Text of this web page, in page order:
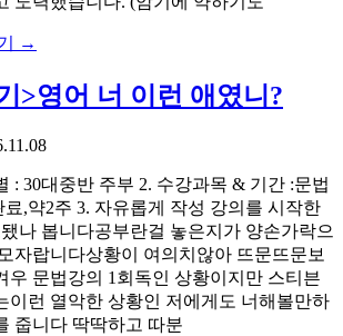
→
>영어 너 이런 애였니?
: 30대중반 주부 2. 수강과목 & 기간 :문법
료,약2주 3. 자유롭게 작성 강의를 시작한
나 봅니다공부란걸 놓은지가 양손가락으
자랍니다상황이 여의치않아 뜨문뜨문보
우 문법강의 1회독인 상황이지만 스티븐
이런 열악한 상황인 저에게도 너해볼만하
줍니다 딱딱하고 따분